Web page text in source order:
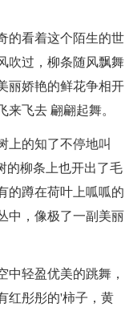
的看着这个陌生的世
吹过，柳条随风飘舞
丽娇艳的鲜花争相开
飞去 翩翩起舞。
上的知了不停地叫
的柳条上也开出了毛
的蹲在荷叶上呱呱的
中，像极了一副美丽
轻盈优美的跳舞，
红彤彤的'柿子，黄